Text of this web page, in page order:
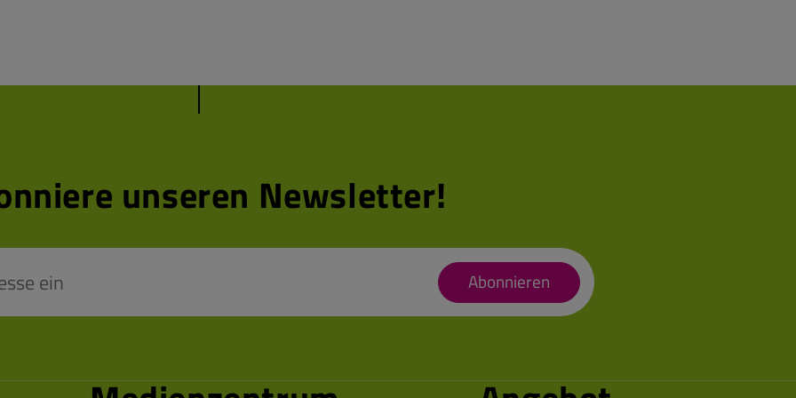
unseren Newsletter!
Abonnieren